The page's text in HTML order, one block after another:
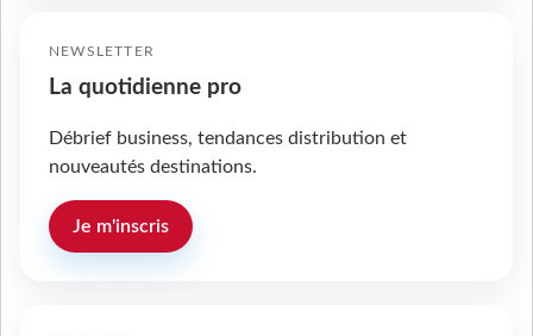
NEWSLETTER
La quotidienne pro
Débrief business, tendances distribution et
nouveautés destinations.
Je m'inscris